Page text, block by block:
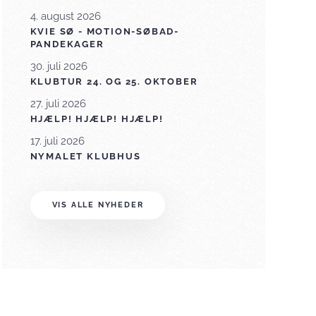
4. august 2026
KVIE SØ - MOTION-SØBAD-
PANDEKAGER
30. juli 2026
KLUBTUR 24. OG 25. OKTOBER
27. juli 2026
HJÆLP! HJÆLP! HJÆLP!
17. juli 2026
NYMALET KLUBHUS
VIS ALLE NYHEDER